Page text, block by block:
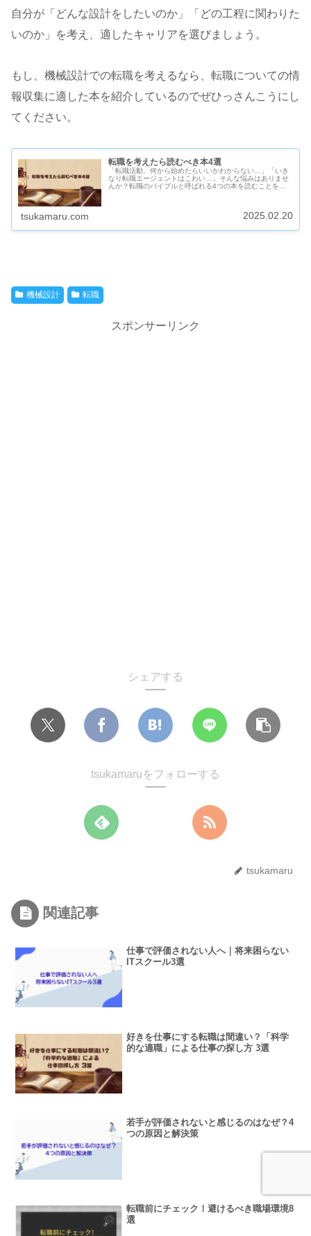
自分が「どんな設計をしたいのか」「どの工程に関わりた
いのか」を考え、適したキャリアを選びましょう。
もし、機械設計での転職を考えるなら、転職についての情
報収集に適した本を紹介しているのでぜひっさんこうにし
てください。
転職を考えたら読むべき本4選
「転職活動、何から始めたらいいかわからない…」「いき
なり転職エージェントはこわい…」そんな悩みはありませ
んか？転職のバイブルと呼ばれる4つの本を読むことをお
tsukamaru.com 2025.02.20
機械設計 転職
スポンサーリンク
シェアする
tsukamaruをフォローする
tsukamaru
関連記事
仕事で評価されない人へ｜将来困らない
ITスクール3選
好きを仕事にする転職は間違い？「科学
的な適職」による仕事の探し方 3選
若手が評価されないと感じるのはなぜ？4
つの原因と解決策
転職前にチェック！避けるべき職場環境8
選